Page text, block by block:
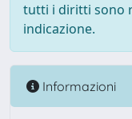
tutti i diritti sono
indicazione.
Informazioni